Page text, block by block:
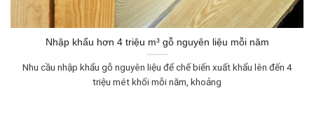
Nhập khẩu hơn 4 triệu m³ gỗ nguyên liệu mỗi năm
Nhu cầu nhập khẩu gỗ nguyên liệu để chế biến xuất khẩu lên đến 4
triệu mét khối mỗi năm, khoảng